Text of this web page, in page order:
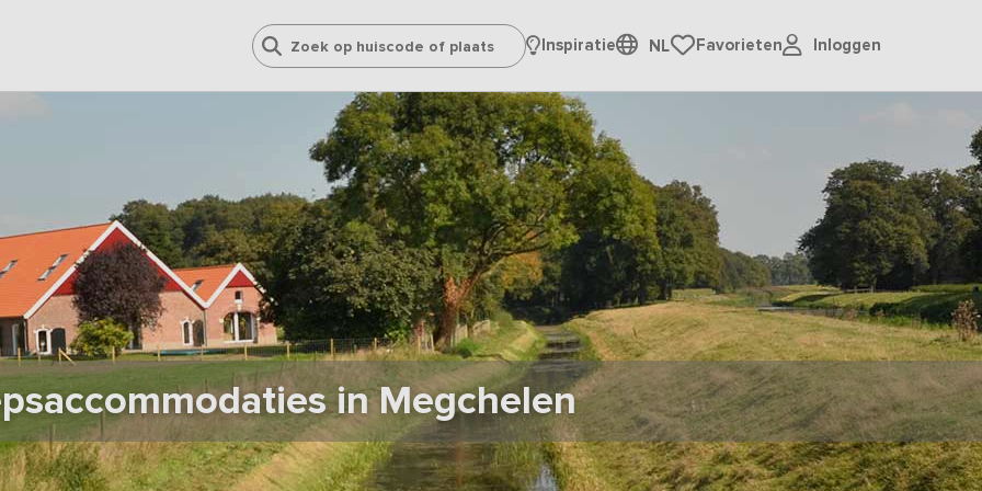
Inspiratie NL Favorieten Inloggen
in Megchelen